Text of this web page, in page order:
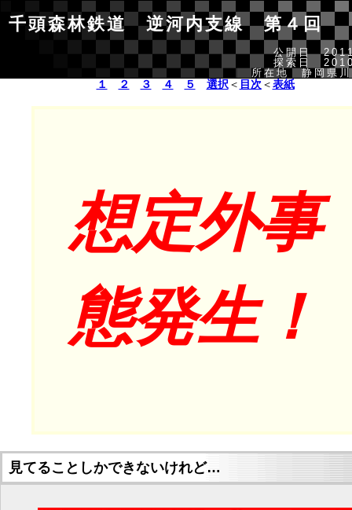
千頭森林鉄道 逆河内支線 第４回
公開日
探索日
所在地 静岡県
１ ２ ３ ４ ５ 選択＜ 目次 ＜表紙
想定外事
態発生！
見てることしかできないけれど…